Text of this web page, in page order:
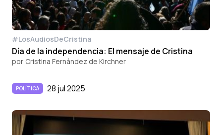
#LosAudiosDeCristina
Día de la independencia: El mensaje de Cristina
por Cristina Fernández de Kirchner
POLÍTICA 28 jul 2025